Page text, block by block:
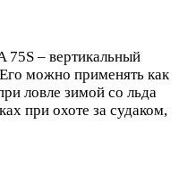
– вертикальный
можно применять как
ловле зимой со льда
при охоте за судаком,